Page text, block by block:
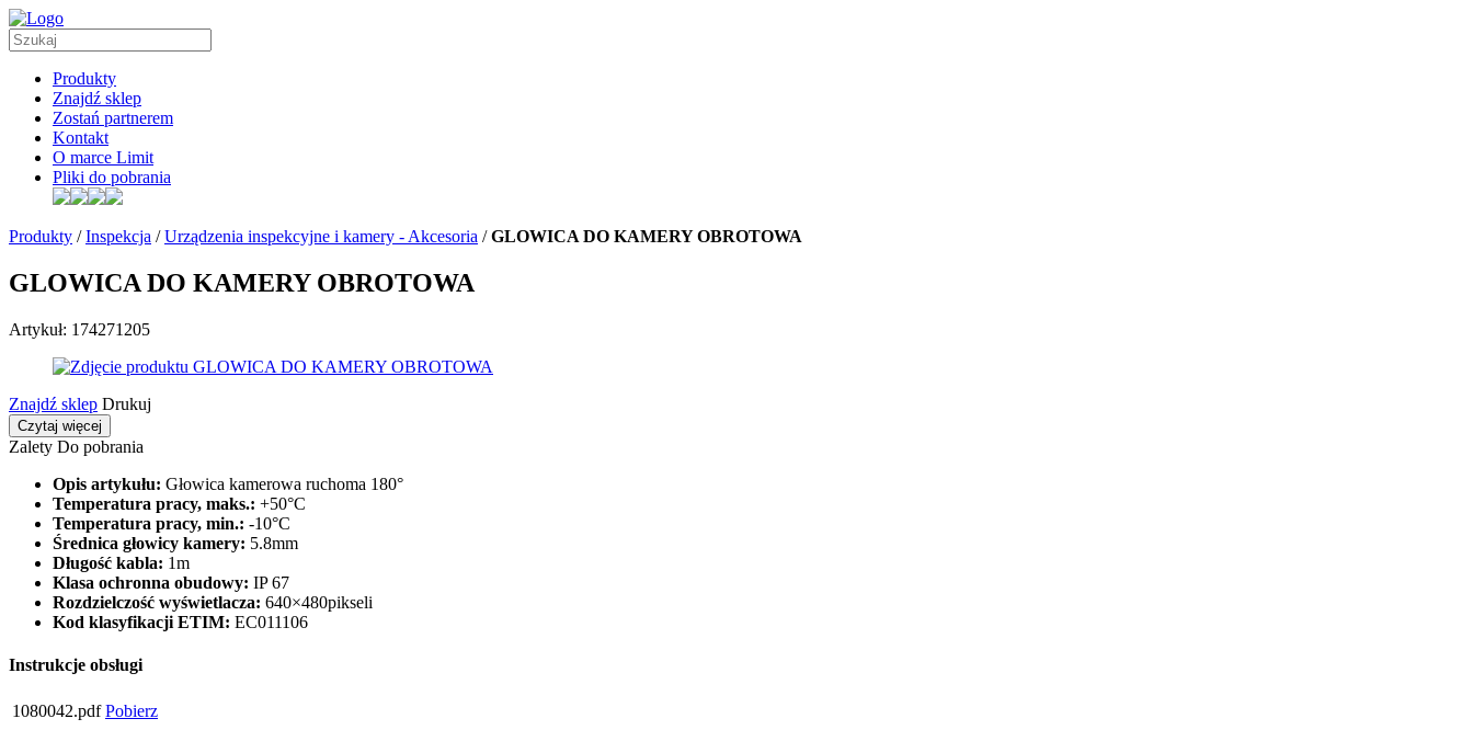
Produkty
Znajdź sklep
Zostań partnerem
Kontakt
O marce Limit
Pliki do pobrania
Produkty /Inspekcja /Urządzenia inspekcyjne i kamery - Akcesoria /GLOWICA DO KAMERY OBROTOWA
GLOWICA DO KAMERY OBROTOWA
Artykuł: 174271205
Znajdź sklep Drukuj
Czytaj więcej
Zalety Do pobrania
Opis artykułu: Głowica kamerowa ruchoma 180°
Temperatura pracy, maks.: +50°C
Temperatura pracy, min.: -10°C
Średnica głowicy kamery: 5.8mm
Długość kabla: 1m
Klasa ochronna obudowy: IP 67
Rozdzielczość wyświetlacza: 640×480pikseli
Kod klasyfikacji ETIM: EC011106
Instrukcje obsługi
1080042.pdf Pobierz